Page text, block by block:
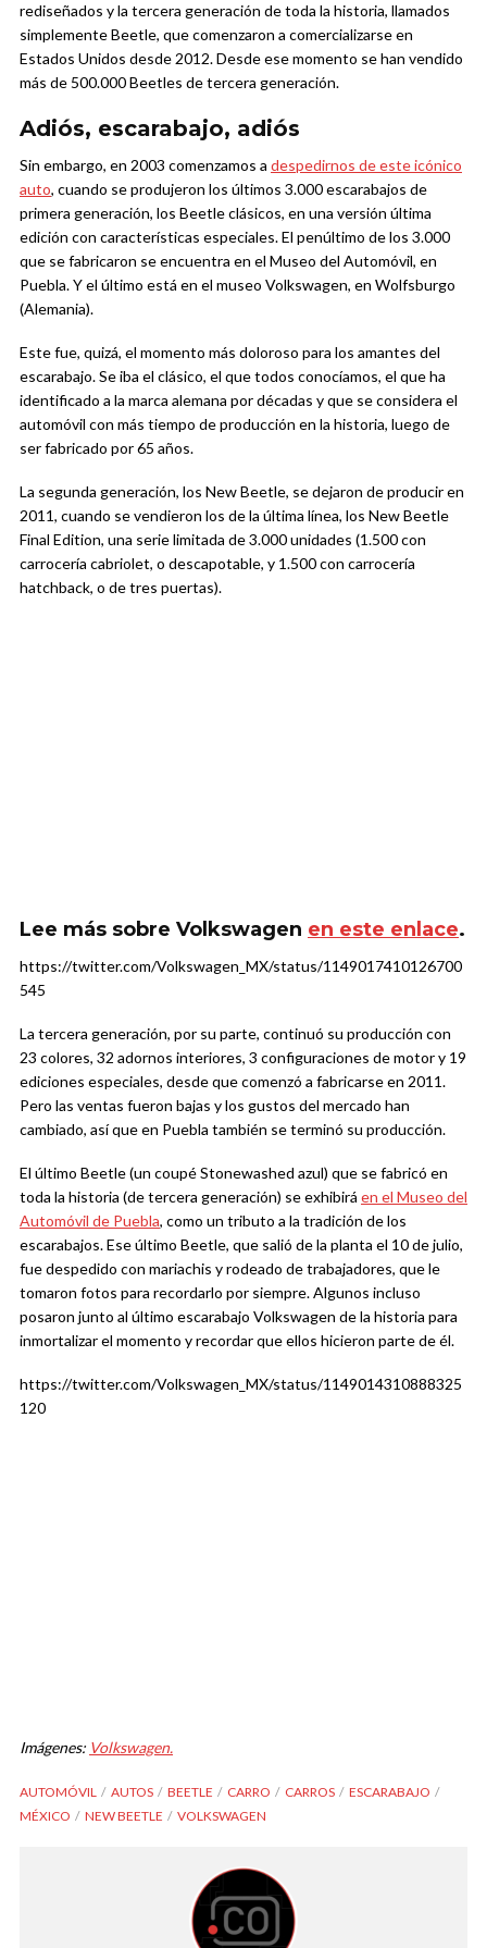
rediseñados y la tercera generación de toda la historia, llamados
simplemente Beetle, que comenzaron a comercializarse en
Estados Unidos desde 2012. Desde ese momento se han vendido
más de 500.000 Beetles de tercera generación.
Adiós, escarabajo, adiós
Sin embargo, en 2003 comenzamos a despedirnos de este icónico
auto, cuando se produjeron los últimos 3.000 escarabajos de
primera generación, los Beetle clásicos, en una versión última
edición con características especiales. El penúltimo de los 3.000
que se fabricaron se encuentra en el Museo del Automóvil, en
Puebla. Y el último está en el museo Volkswagen, en Wolfsburgo
(Alemania).
Este fue, quizá, el momento más doloroso para los amantes del
escarabajo. Se iba el clásico, el que todos conocíamos, el que ha
identificado a la marca alemana por décadas y que se considera el
automóvil con más tiempo de producción en la historia, luego de
ser fabricado por 65 años.
La segunda generación, los New Beetle, se dejaron de producir en
2011, cuando se vendieron los de la última línea, los New Beetle
Final Edition, una serie limitada de 3.000 unidades (1.500 con
carrocería cabriolet, o descapotable, y 1.500 con carrocería
hatchback, o de tres puertas).
Lee más sobre Volkswagen en este enlace.
https://twitter.com/Volkswagen_MX/status/1149017410126700
545
La tercera generación, por su parte, continuó su producción con
23 colores, 32 adornos interiores, 3 configuraciones de motor y 19
ediciones especiales, desde que comenzó a fabricarse en 2011.
Pero las ventas fueron bajas y los gustos del mercado han
cambiado, así que en Puebla también se terminó su producción.
El último Beetle (un coupé Stonewashed azul) que se fabricó en
toda la historia (de tercera generación) se exhibirá en el Museo del
Automóvil de Puebla, como un tributo a la tradición de los
escarabajos. Ese último Beetle, que salió de la planta el 10 de julio,
fue despedido con mariachis y rodeado de trabajadores, que le
tomaron fotos para recordarlo por siempre. Algunos incluso
posaron junto al último escarabajo Volkswagen de la historia para
inmortalizar el momento y recordar que ellos hicieron parte de él.
https://twitter.com/Volkswagen_MX/status/1149014310888325
120
Imágenes: Volkswagen.
AUTOMÓVIL AUTOS BEETLE CARRO CARROS
ESCARABAJO
MÉXICO
NEW BEETLE VOLKSWAGEN